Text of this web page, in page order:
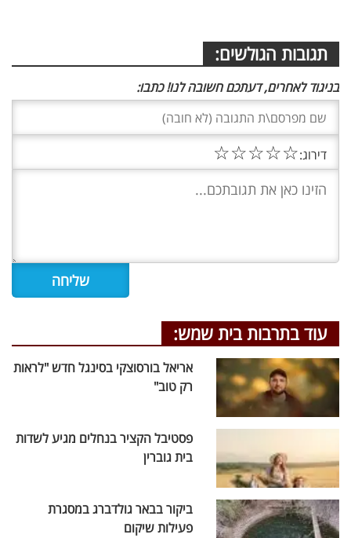
תגובות הגולשים:
בניגוד לאחרים, דעתכם חשובה לנו! כתבו:
דירוג:☆
☆
☆
☆
☆
עוד בתרבות בית שמש:
אריאל בורסוצקי בסינגל חדש "לראות
רק טוב"
פסטיבל הקציר בנחלים מגיע לשדות
בית גוברין
ביקור בבאר גולדברג במסגרת
פעילות שיקום